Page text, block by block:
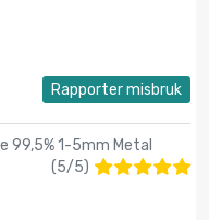
Rapporter misbruk
99,5% 1-5mm Metal
(5/5)